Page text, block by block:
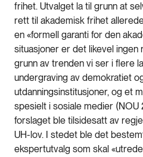
frihet. Utvalget la til grunn at
rett til akademisk frihet
en «formell garanti for den
situasjoner er det likevel ingen
grunn av trenden vi ser i flere
undergraving av demokratiet
utdanningsinstitusjoner, og et
spesielt i sosiale medier (NOU
forslaget ble tilsidesatt av
UH-lov. I stedet ble det
ekspertutvalg som skal